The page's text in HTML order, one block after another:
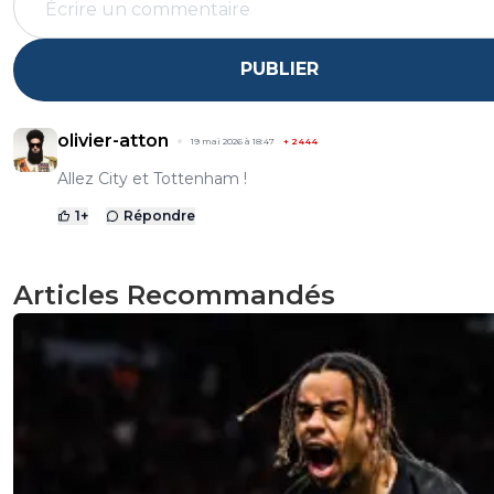
PUBLIER
olivier-atton 19 mai 2026 à 18:47 + 2444
Allez City et Tottenham !
1+ Répondre
Articles Recommandés